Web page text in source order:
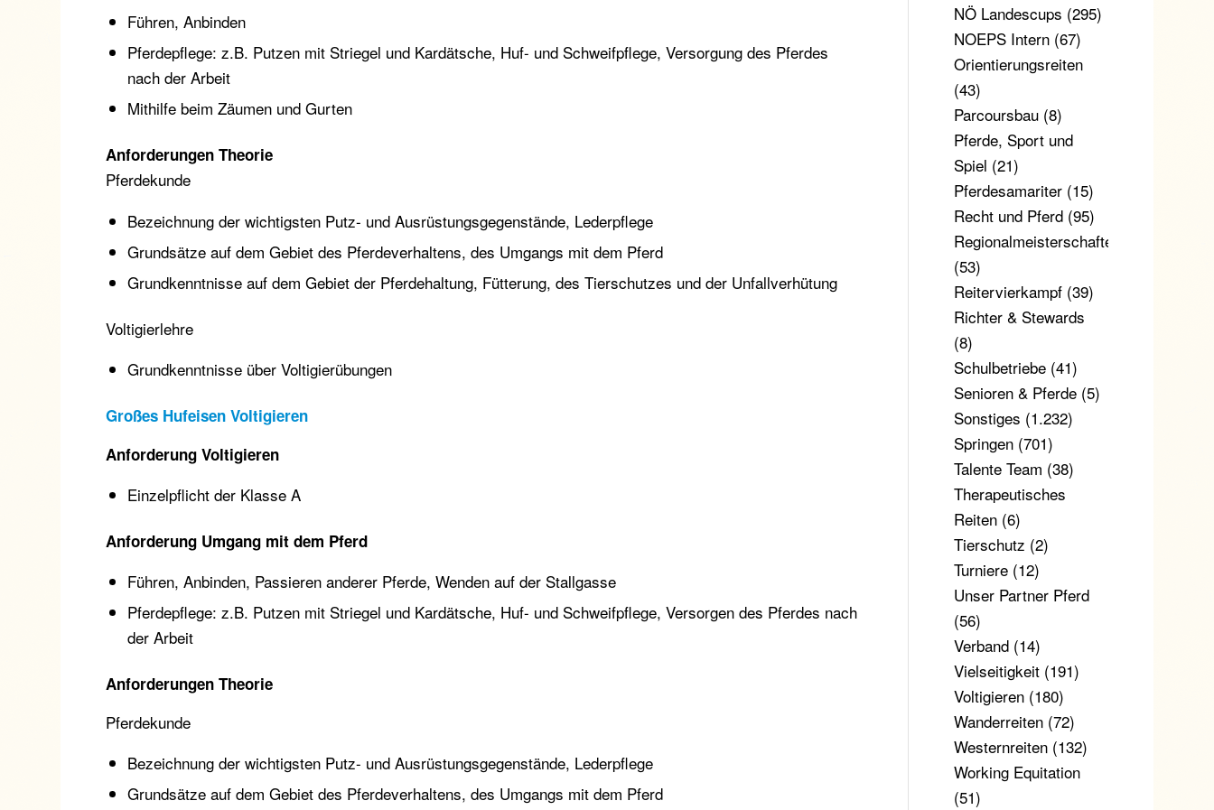
Führen, Anbinden
Pferdepflege: z.B. Putzen mit Striegel und Kardätsche, Huf- und Schweifpflege, Versorgung des Pferdes
nach der Arbeit
Mithilfe beim Zäumen und Gurten
Anforderungen Theorie
Pferdekunde
Bezeichnung der wichtigsten Putz- und Ausrüstungsgegenstände, Lederpflege
Grundsätze auf dem Gebiet des Pferdeverhaltens, des Umgangs mit dem Pferd
Grundkenntnisse auf dem Gebiet der Pferdehaltung, Fütterung, des Tierschutzes und der Unfallverhütung
Voltigierlehre
Grundkenntnisse über Voltigierübungen
Großes Hufeisen Voltigieren
Anforderung Voltigieren
Einzelpflicht der Klasse A
Anforderung Umgang mit dem Pferd
Führen, Anbinden, Passieren anderer Pferde, Wenden auf der Stallgasse
Pferdepflege: z.B. Putzen mit Striegel und Kardätsche, Huf- und Schweifpflege, Versorgen des Pferdes nach
der Arbeit
Anforderungen Theorie
Pferdekunde
Bezeichnung der wichtigsten Putz- und Ausrüstungsgegenstände, Lederpflege
Grundsätze auf dem Gebiet des Pferdeverhaltens, des Umgangs mit dem Pferd
NÖ Landescups (295)
NOEPS Intern(67)
Orientierungsreiten
(43)
Parcoursbau(8)
Pferde, Sport und
Spiel (21)
Pferdesamariter(15)
Recht und Pferd(95)
Regionalmeisterschaften
(53)
Reitervierkampf(39)
Richter & Stewards
(8)
Schulbetriebe(41)
Senioren & Pferde(5)
Sonstiges (1.232)
Springen(701)
Talente Team (38)
Therapeutisches
Reiten(6)
Tierschutz (2)
Turniere(12)
Unser Partner Pferd
(56)
Verband(14)
Vielseitigkeit(191)
Voltigieren(180)
Wanderreiten(72)
Westernreiten(132)
Working Equitation
(51)